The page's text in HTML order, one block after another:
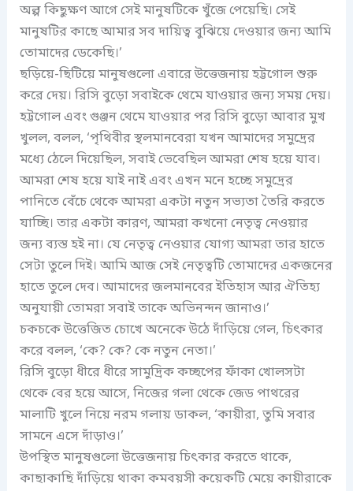
অল্প কিছুক্ষণ আগে সেই মানুষটিকে খুঁজে পেয়েছি। সেই
মানুষটির কাছে আমার সব দায়িত্ব বুঝিয়ে দেওয়ার জন্য আমি
তোমাদের ডেকেছি।’
ছড়িয়ে-ছিটিয়ে মানুষগুলো এবারে উত্তেজনায় হট্টগোল শুরু
করে দেয়। রিসি বুড়ো সবাইকে থেমে যাওয়ার জন্য সময় দেয়।
হট্টগোল এবং গুঞ্জন থেমে যাওয়ার পর রিসি বুড়ো আবার মুখ
খুলল, বলল, ‘পৃথিবীর স্থলমানবেরা যখন আমাদের সমুদ্রের
মধ্যে ঠেলে দিয়েছিল, সবাই ভেবেছিল আমরা শেষ হয়ে যাব।
আমরা শেষ হয়ে যাই নাই এবং এখন মনে হচ্ছে সমুদ্রের
পানিতে বেঁচে থেকে আমরা একটা নতুন সভ্যতা তৈরি করতে
যাচ্ছি। তার একটা কারণ, আমরা কখনো নেতৃত্ব নেওয়ার
জন্য ব্যস্ত হই না। যে নেতৃত্ব নেওয়ার যোগ্য আমরা তার হাতে
সেটা তুলে দিই। আমি আজ সেই নেতৃত্বটি তোমাদের একজনের
হাতে তুলে দেব। আমাদের জলমানবের ইতিহাস আর ঐতিহ্য
অনুযায়ী তোমরা সবাই তাকে অভিনন্দন জানাও।’
চকচকে উত্তেজিত চোখে অনেকে উঠে দাঁড়িয়ে গেল, চিৎকার
করে বলল, ‘কে? কে? কে নতুন নেতা।’
রিসি বুড়ো ধীরে ধীরে সামুদ্রিক কচ্ছপের ফাঁকা খোলসটা
থেকে বের হয়ে আসে, নিজের গলা থেকে জেড পাথরের
মালাটি খুলে নিয়ে নরম গলায় ডাকল, ‘কায়ীরা, তুমি সবার
সামনে এসে দাঁড়াও।’
উপস্থিত মানুষগুলো উত্তেজনায় চিৎকার করতে থাকে,
কাছাকাছি দাঁড়িয়ে থাকা কমবয়সী কয়েকটি মেয়ে কায়ীরাকে